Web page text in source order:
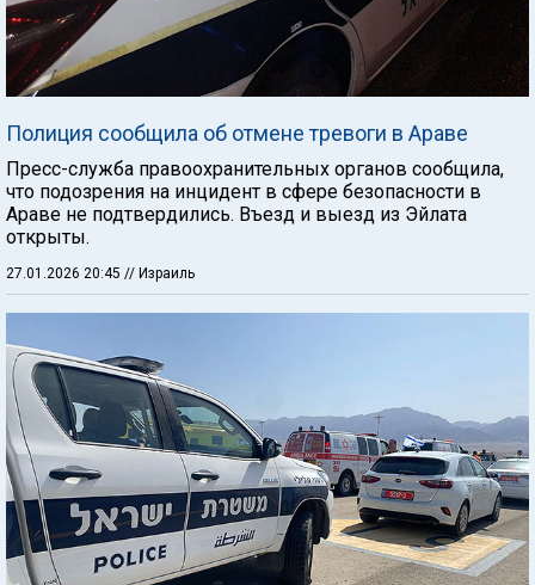
Полиция сообщила об отмене тревоги в Араве
Пресс-служба правоохранительных органов сообщила,
что подозрения на инцидент в сфере безопасности в
Араве не подтвердились. Въезд и выезд из Эйлата
открыты.
27.01.2026 20:45 // Израиль